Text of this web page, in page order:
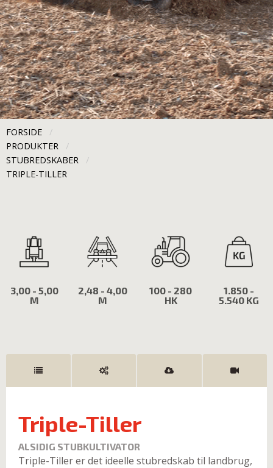
FORSIDE
PRODUKTER
STUBREDSKABER
CURRENT:
TRIPLE-TILLER
3,00 - 5,00
M
2,48 - 4,00
M
100 - 280
HK
1.850 -
5.540 KG
Triple-Tiller
ALSIDIG STUBKULTIVATOR
Triple-Tiller er det ideelle stubredskab til landbrug,